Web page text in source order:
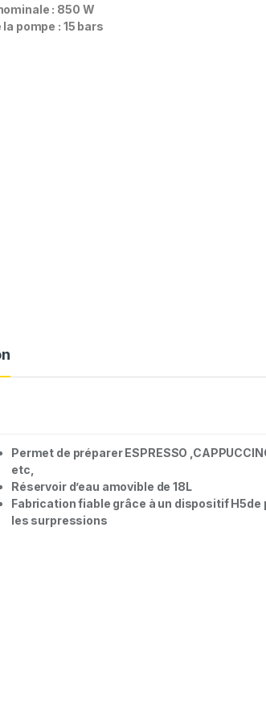
: 850 W
pompe : 15 bars
Permet de préparer ESPRESSO
etc,
Réservoir d’eau amovible de 18L
Fabrication fiable grâce à un dispositif
les surpressions